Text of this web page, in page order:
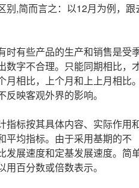
别,简而言之：以12月为例，跟
时有些产品的生产和销售是受
数字不合理。只能同期相比，
相比，上个月和上上月相比。
映客观外界的影响。
指标按其具体内容、实际作用
平均指标。由于采用基期的不
发展速度和定基发展速度。简
百分数或倍数表示。